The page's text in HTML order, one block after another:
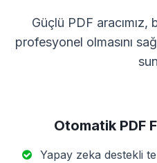
Güçlü PDF
profesyonel olmasını
Otomatik PDF
Yapay zeka destekli